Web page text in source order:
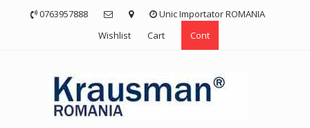
0763957888
Unic Importator ROMANIA
Wishlist
Cart Cont